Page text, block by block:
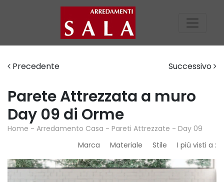
Precedente Successivo
Parete Attrezzata a muro
Day 09 di Orme
Home - Arredamento Casa - Pareti Attrezzate - Day 09
Marca
Materiale Stile I più visti a :